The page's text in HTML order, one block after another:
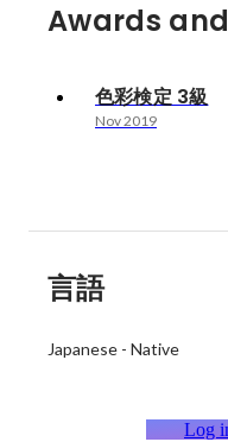
Awards
色彩検定 3級
Nov 2019
言語
Japanese - Native
Log